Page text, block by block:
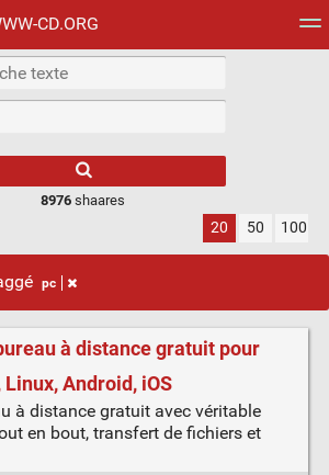
CD.ORG
Mur d'images
8976 shaares
20 50 100
pc
à distance gratuit pour
Android, iOS
à distance gratuit avec véritable
en bout, transfert de fichiers et